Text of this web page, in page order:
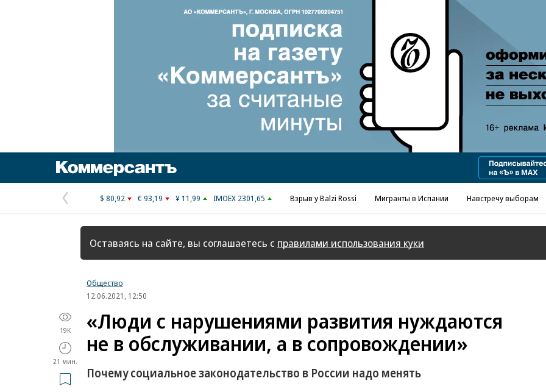
Реклама в «Ъ» www.kommersant.ru/ad
Предыдущая
страница
$ 80,92 € 93,19 ¥ 11,99 IMOEX 2301,65 Взрыв у Balzi Rossi Мигранты в Испании Навстречу выборам
Оставаясь на сайте, вы соглашаетесь с правилами использования куки
Общество
12.06.2021, 12:50
19K
21 мин.
«Люди с нарушениями развития нуждаются
не в обслуживании, а в сопровождении»
Почему социальное законодательство в России надо менять